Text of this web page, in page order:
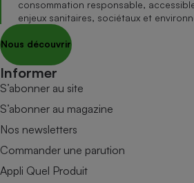
consommation responsable,
enjeux sanitaires, sociétaux et
Nous découvrir
Informer
S’abonner au site
S’abonner au magazine
Nos newsletters
Commander une parution
Appli Quel Produit